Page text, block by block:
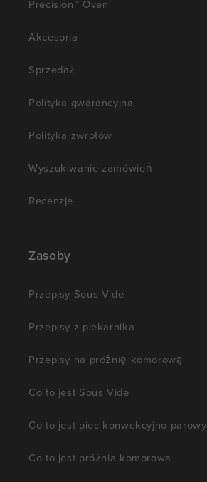
Precision™ Oven
Akcesoria
Sprzedaż
Polityka gwarancyjna
Polityka zwrotów
Wyszukiwanie zamówień
Recenzje
Zasoby
Przepisy Sous Vide
Przepisy z piekarnika
Przepisy na próżnię komorową
Co to jest Sous Vide
Co to jest piec konwekcyjno-parowy
Co to jest próżnia komorowa